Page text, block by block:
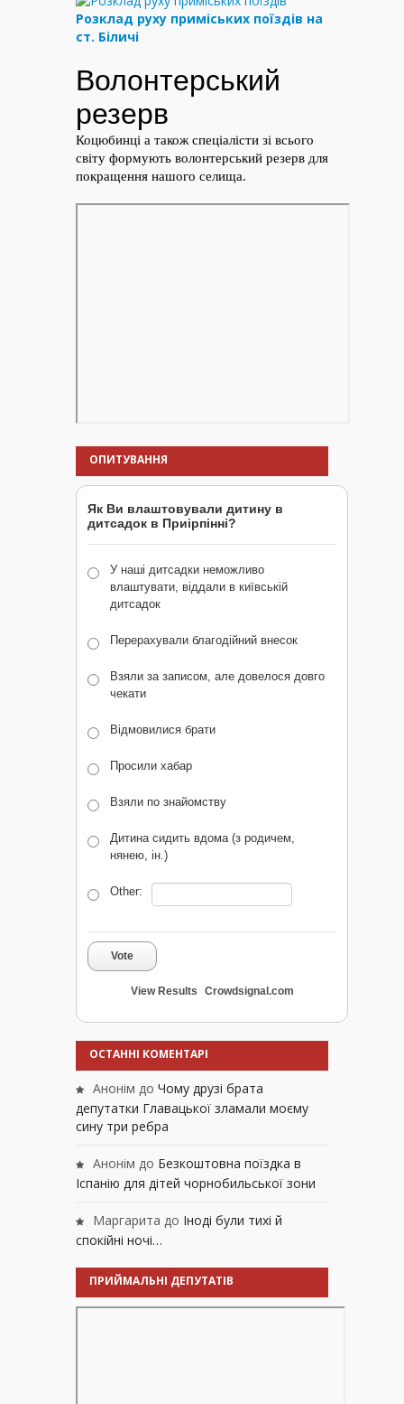
Розклад руху приміських поїздів на
ст. Біличі
ОПИТУВАННЯ
Як Ви влаштовували дитину в
дитсадок в Приірпінні?
У наші дитсадки неможливо
влаштувати, віддали в київській
дитсадок
Перерахували благодійний внесок
Взяли за записом, але довелося довго
чекати
Відмовилися брати
Просили хабар
Взяли по знайомству
Дитина сидить вдома (з родичем,
нянею, ін.)
Other:
Vote
View Results Crowdsignal.com
ОСТАННІ КОМЕНТАРІ
Анонім до Чому друзі брата
депутатки Главацької зламали моєму
сину три ребра
Анонім до Безкоштовна поїздка в
Іспанію для дітей чорнобильської зони
Маргарита до Іноді були тихі й
спокійні ночі…
ПРИЙМАЛЬНІ ДЕПУТАТІВ